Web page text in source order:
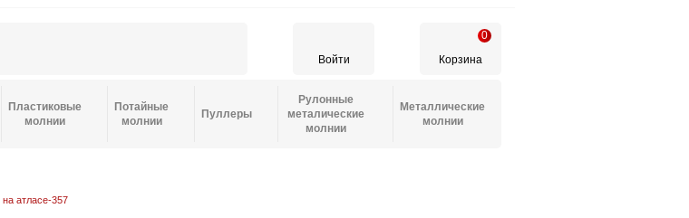
Войти Корзина
0
Пластиковые
молнии
Потайные
молнии
Пуллеры
Рулонные
металические
молнии
Металлические
молнии
атласе-357